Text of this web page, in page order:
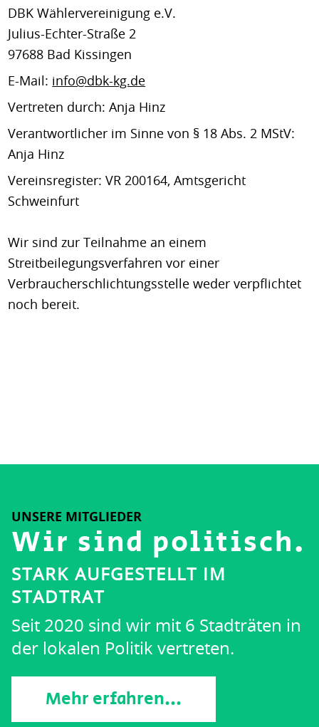
DBK Wählervereinigung e.V.
Julius-Echter-Straße 2
97688 Bad Kissingen
E-Mail: info@dbk-kg.de
Vertreten durch: Anja Hinz
Verantwortlicher im Sinne von § 18 Abs. 2 MStV:
Anja Hinz
Vereinsregister: VR 200164, Amtsgericht
Schweinfurt
Wir sind zur Teilnahme an einem
Streitbeilegungsverfahren vor einer
Verbraucherschlichtungsstelle weder verpflichtet
noch bereit.
UNSERE MITGLIEDER
Wir sind politisch.
STARK AUFGESTELLT IM
STADTRAT
Seit 2020 sind wir mit 6 Stadträten in
der lokalen Politik vertreten.
Mehr erfahren...